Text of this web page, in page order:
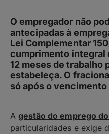
O empregador não
antecipadas à
Lei Complementar
cumprimento integral
12 meses de trabalho
estabeleça. O
só após o
A gestão do emprego
particularidades e exige